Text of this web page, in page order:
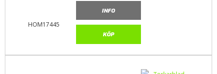
HOM17445
INFO
KÖP